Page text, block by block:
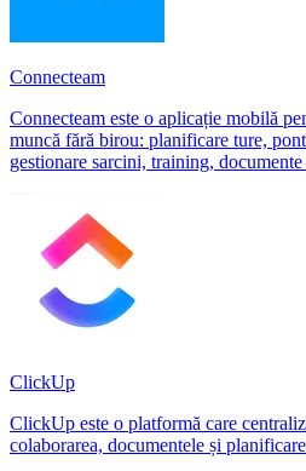
Connecteam
Connecteam este o aplicație mobilă
muncă fără birou: planificare ture,
gestionare sarcini, training,
ClickUp
ClickUp este o platformă care
colaborarea, documentele și